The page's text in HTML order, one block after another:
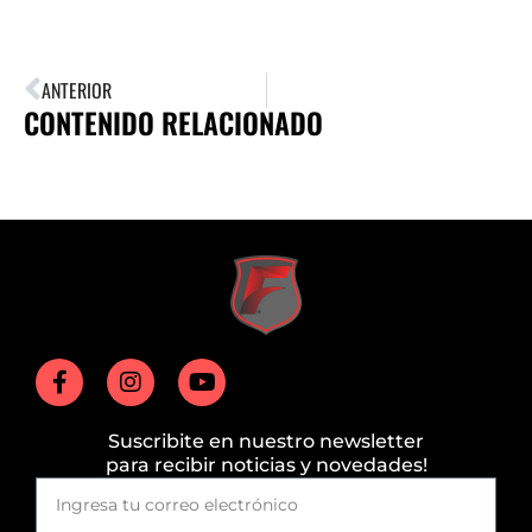
ANTERIOR
CONTENIDO RELACIONADO
Suscribite en nuestro newsletter
para recibir noticias y novedades!